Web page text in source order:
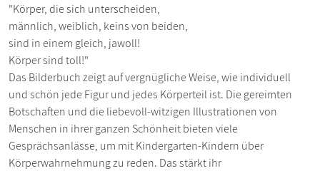
"Körper, die sich unterscheiden,
männlich, weiblich, keins von beiden,
sind in einem gleich, jawoll!
Körper sind toll!"
Das Bilderbuch zeigt auf vergnügliche Weise, wie individuell
und schön jede Figur und jedes Körperteil ist. Die gereimten
Botschaften und die liebevoll-witzigen Illustrationen von
Menschen in ihrer ganzen Schönheit bieten viele
Gesprächsanlässe, um mit Kindergarten-Kindern über
Körperwahrnehmung zu reden. Das stärkt ihr